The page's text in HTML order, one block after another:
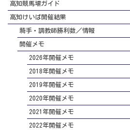
高知競馬場ガイド
高知けいば開催結果
騎手・調教師勝利数／情報
開催メモ
2026年開催メモ
2018年開催メモ
2019年開催メモ
2020年開催メモ
2021年開催メモ
2022年開催メモ